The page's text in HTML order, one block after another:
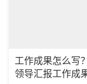
工作成果怎么写
领导汇报工作成